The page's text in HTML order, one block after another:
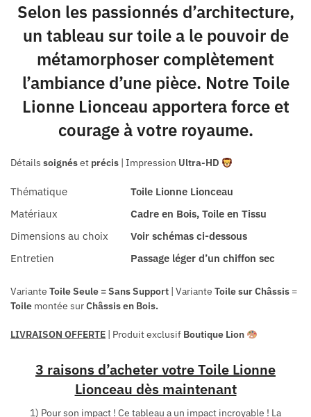
Selon les passionnés d’architecture,
un tableau sur toile a le pouvoir de
métamorphoser complètement
l’ambiance d’une pièce. Notre Toile
Lionne Lionceau apportera force et
courage à votre royaume.
Détails soignéset précis | Impression Ultra-HD
Thématique
Toile Lionne Lionceau
Matériaux
Cadre en Bois, Toile en Tissu
Dimensions au choix
Voir schémas ci-dessous
Entretien
Passage léger d’un chiffon sec
Variante Toile Seule = Sans Support | Variante Toile surChâssis =
Toile montée surChâssis en Bois.
LIVRAISON OFFERTE | Produit exclusif Boutique Lion
3 raisons d’acheter votre Toile Lionne
Lionceau dès maintenant
1) Pour son impact ! Ce tableau a un impact incroyable ! La